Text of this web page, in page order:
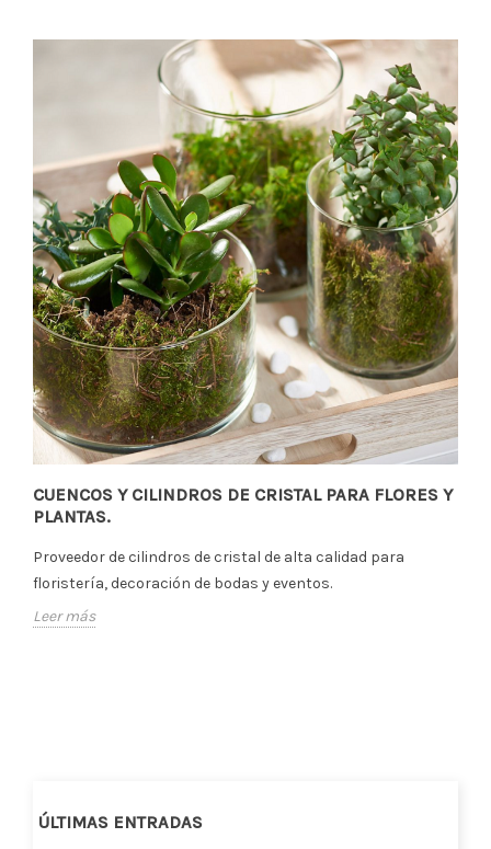
ÚLTIMAS ENTRADAS
CUENCOS Y CILINDROS DE CRISTAL PARA FLORES Y
PLANTAS.
Proveedor de cilindros de cristal de alta calidad para
floristería, decoración de bodas y eventos.
Leer más